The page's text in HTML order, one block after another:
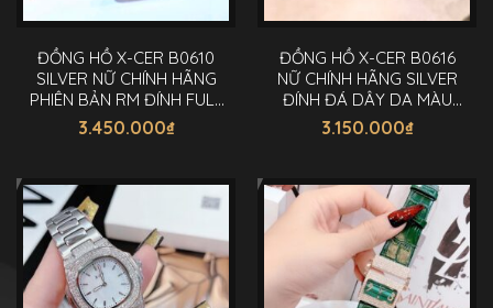
ĐỒNG HỒ X-CER B0610
SILVER NỮ CHÍNH HÃNG
PHIÊN BẢN RM ĐÍNH FULL
ĐÁ 36MM
3.450.000₫
ĐỒNG HỒ X-CER B0616
NỮ CHÍNH HÃNG SILVER
ĐÍNH ĐÁ DÂY DA MÀU
XANH 32MM
3.150.000₫